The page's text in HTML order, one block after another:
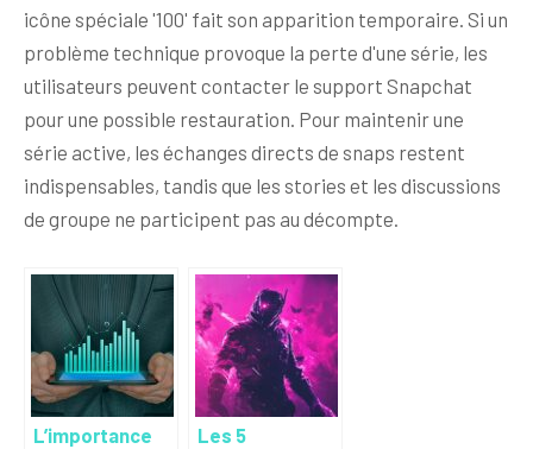
icône spéciale '100' fait son apparition temporaire. Si un
problème technique provoque la perte d'une série, les
utilisateurs peuvent contacter le support Snapchat
pour une possible restauration. Pour maintenir une
série active, les échanges directs de snaps restent
indispensables, tandis que les stories et les discussions
de groupe ne participent pas au décompte.
L’importance
Les 5